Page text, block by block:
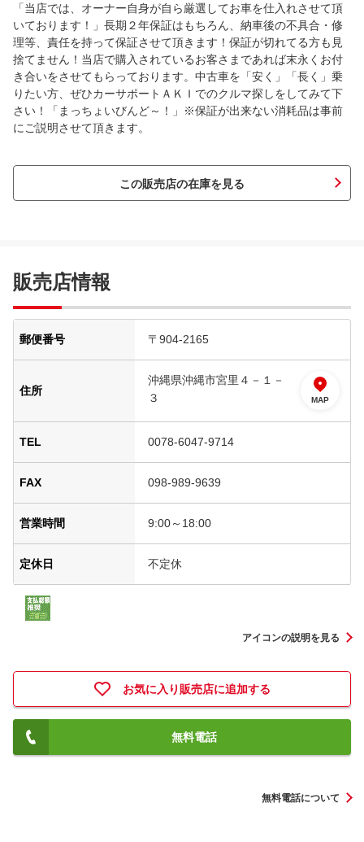
「当店では、オーナー自身が自ら厳選してお車を仕入れさせて頂
いております！」長期２年保証はもちろん、納車後の不具合・修
理等、責任を持って保証させて頂きます！保証が切れてる方も見
捨てません！当店で購入されているお客さまであれば末永くお付
き合いをさせてもらっております。中古車を「安く」「長く」乗
りたい方、ぜひカーサポートＡＫＩでのクルマ探しをしてみて下
さい！「まっちょいびんど～！」※保証が出来ない消耗品は事前
にご説明させて頂きます。
この販売店の在庫を見る
販売店情報
郵便番号 〒904-2165
住所
沖縄県沖縄市宮里４－１－
３
MAP
TEL 0078-6047-9714
FAX 098-989-9639
営業時間 9:00～18:00
定休日 不定休
アイコンの説明を見る
お気に入り販売店に追加する
無料電話
無料電話について